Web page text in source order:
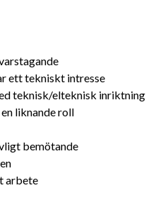
ett tekniskt intresse
teknisk/elteknisk inriktning
liknande roll
bemötande
arbete